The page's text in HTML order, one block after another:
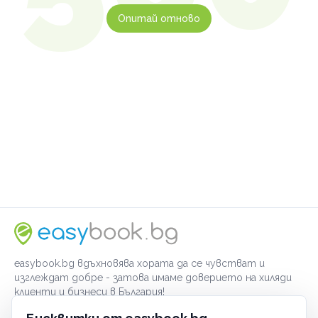
Опитай отново
easybook.bg вдъхновява хората да се чувстват и
изглеждат добре - затова имаме доверието на хиляди
клиенти и бизнеси в България!